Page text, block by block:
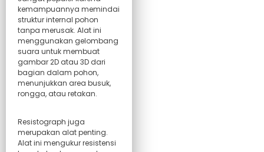
kemampuannya memindai
struktur internal pohon
tanpa merusak. Alat ini
menggunakan gelombang
suara untuk membuat
gambar 2D atau 3D dari
bagian dalam pohon,
menunjukkan area busuk,
rongga, atau retakan.
Resistograph juga
merupakan alat penting.
Alat ini mengukur resistensi